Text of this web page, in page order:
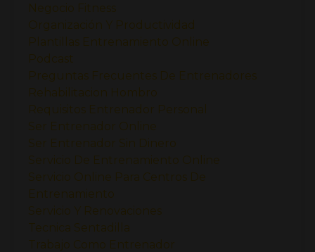
Negocio Fitness
Organización Y Productividad
Plantillas Entrenamiento Online
Podcast
Preguntas Frecuentes De Entrenadores
Rehabilitacion Hombro
Requisitos Entrenador Personal
Ser Entrenador Online
Ser Entrenador Sin Dinero
Servicio De Entrenamiento Online
Servicio Online Para Centros De
Entrenamiento
Servicio Y Renovaciones
Tecnica Sentadilla
Trabajo Como Entrenador